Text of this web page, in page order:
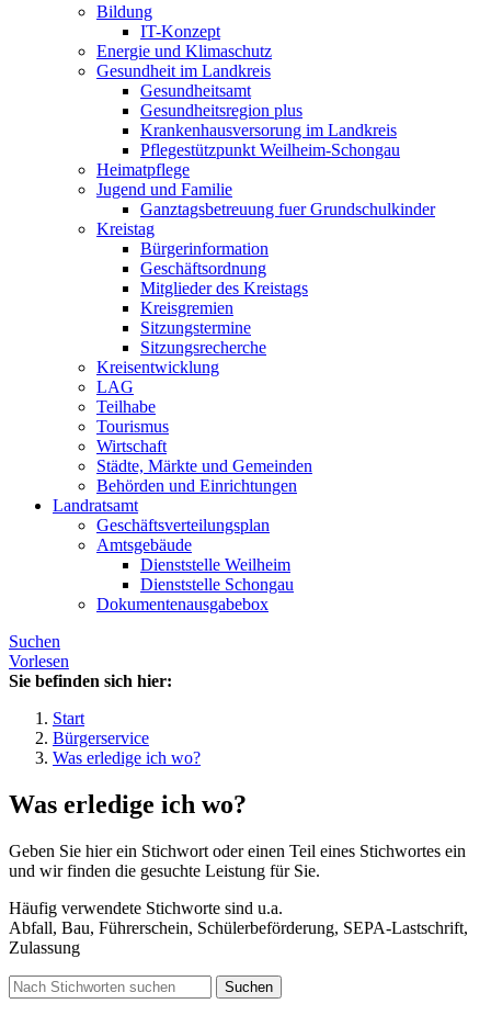
Bildung
IT-Konzept
Energie und Klimaschutz
Gesundheit im Landkreis
Gesundheitsamt
Gesundheitsregion plus
Krankenhausversorung im Landkreis
Pflegestützpunkt Weilheim-Schongau
Heimatpflege
Jugend und Familie
Ganztagsbetreuung fuer Grundschulkinder
Kreistag
Bürgerinformation
Geschäftsordnung
Mitglieder des Kreistags
Kreisgremien
Sitzungstermine
Sitzungsrecherche
Kreisentwicklung
LAG
Teilhabe
Tourismus
Wirtschaft
Städte, Märkte und Gemeinden
Behörden und Einrichtungen
Landratsamt
Geschäftsverteilungsplan
Amtsgebäude
Dienststelle Weilheim
Dienststelle Schongau
Dokumentenausgabebox
Suchen
Vorlesen
Sie befinden sich hier:
Start
Bürgerservice
Was erledige ich wo?
Was erledige ich wo?
Geben Sie hier ein Stichwort oder einen Teil eines Stichwortes ein
und wir finden die gesuchte Leistung für Sie.
Häufig verwendete Stichworte sind u.a.
Abfall, Bau, Führerschein, Schülerbeförderung, SEPA-Lastschrift,
Zulassung
Suchen